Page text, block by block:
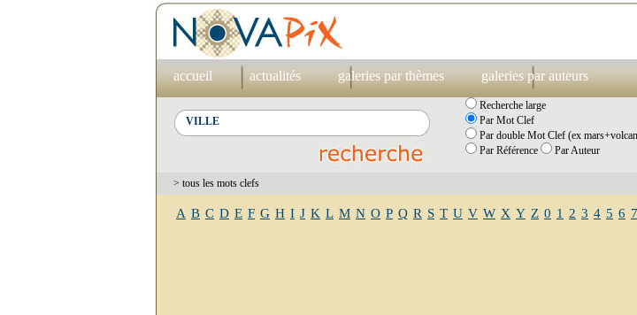
accueil actualités galeries par thèmes galeries par auteurs
Recherche large
Par Mot Clef
Par double Mot Clef (ex
Par Référence
Par Auteur
> tous les mots clefs
A B C D E F G H I J K L M N O P Q R S T U V W X Y Z 0 1 2 3 4 5 6 7